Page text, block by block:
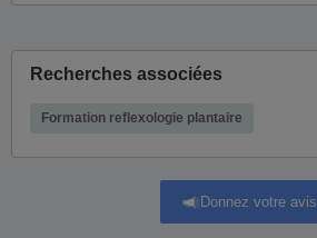
Recherches associées
Formation reflexologie plantaire
Donnez votre avis